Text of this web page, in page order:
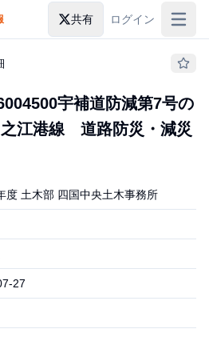
共有 ログイン
宇補道防減第7号の
江港線 道路防災・減災
度 土木部 四国中央土木事務所
27